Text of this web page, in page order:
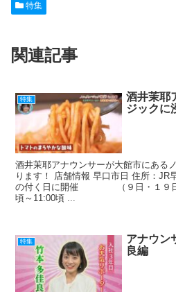
o
k
特集
関連記事
特集
酒井茉耶
ジックに
酒井茉耶アナウンサーが大館市にある
ります！ 店舗情報 早口市日 住所：JR
の付く日に開催 （９日・１９日
頃～11:00頃 ...
特集
アナウ
良編